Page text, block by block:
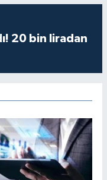
20 bin liradan